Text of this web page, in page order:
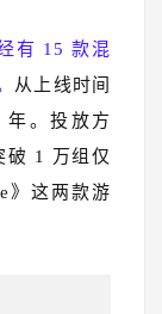
有 15 款混
从上线时间
年。投放方
破 1 万组仅
》这两款游